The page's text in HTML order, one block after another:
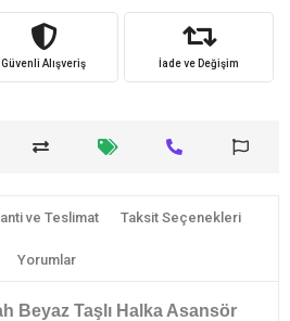
Güvenli Alışveriş İade ve Değişim
ve Teslimat Taksit Seçenekleri
Yorumlar
Beyaz Taşlı Halka Asansör